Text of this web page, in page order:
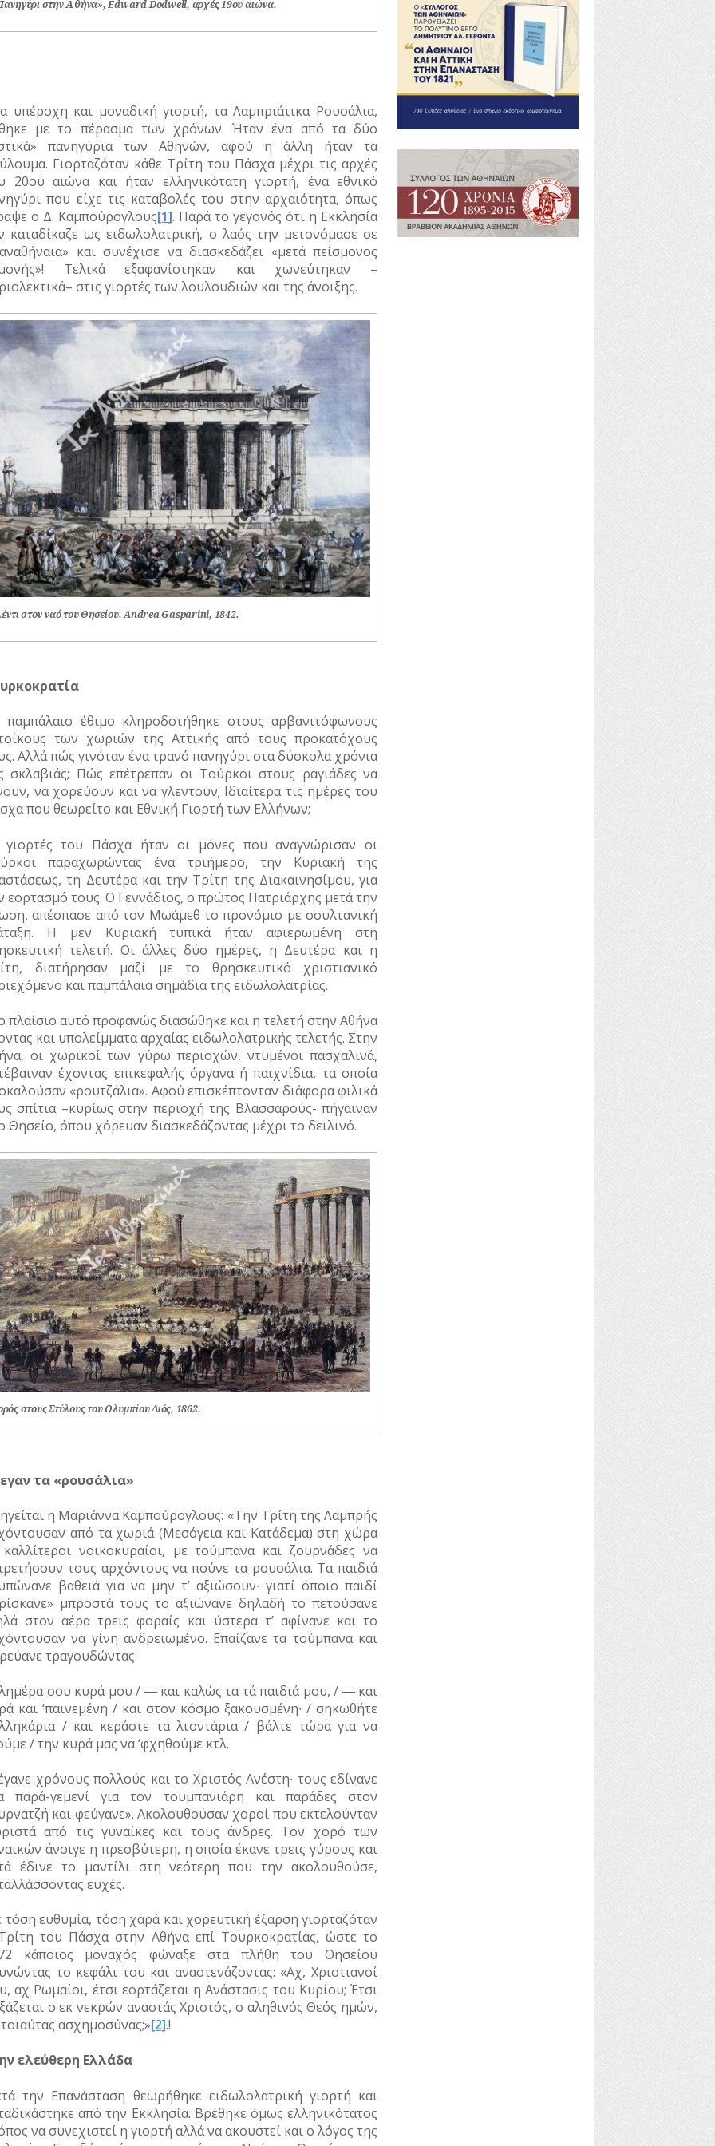
στην Αθήνα», Εdward Dodwell, αρχές 19ου αιώνα.
υπέροχη και μοναδική γιορτή, τα Λαμπριάτικα Ρουσάλια,
με το πέρασμα των χρόνων. Ήταν ένα από τα δύο
πανηγύρια των Αθηνών, αφού η άλλη ήταν τα
Γιορταζόταν κάθε Τρίτη του Πάσχα μέχρι τις αρχές
20ού αιώνα και ήταν ελληνικότατη γιορτή, ένα εθνικό
που είχε τις καταβολές του στην αρχαιότητα, όπως
ο Δ. Καμπούρογλους[1]. Παρά το γεγονός ότι η Εκκλησία
καταδίκαζε ως ειδωλολατρική, ο λαός την μετονόμασε σε
και συνέχισε να διασκεδάζει «μετά πείσμονος
Τελικά εξαφανίστηκαν και χωνεύτηκαν –
στις γιορτές των λουλουδιών και της άνοιξης.
στον ναό του Θησείου. Andrea Gasparini, 1842.
παμπάλαιο έθιμο κληροδοτήθηκε στους αρβανιτόφωνους
των χωριών της Αττικής από τους προκατόχους
Αλλά πώς γινόταν ένα τρανό πανηγύρι στα δύσκολα χρόνια
σκλαβιάς; Πώς επέτρεπαν οι Τούρκοι στους ραγιάδες να
να χορεύουν και να γλεντούν; Ιδιαίτερα τις ημέρες του
που θεωρείτο και Εθνική Γιορτή των Ελλήνων;
γιορτές του Πάσχα ήταν οι μόνες που αναγνώρισαν οι
παραχωρώντας ένα τριήμερο, την Κυριακή της
τη Δευτέρα και την Τρίτη της Διακαινησίμου, για
εορτασμό τους. Ο Γεννάδιος, ο πρώτος Πατριάρχης μετά την
απέσπασε από τον Μωάμεθ το προνόμιο με σουλτανική
Η μεν Κυριακή τυπικά ήταν αφιερωμένη στη
τελετή. Οι άλλες δύο ημέρες, η Δευτέρα και η
διατήρησαν μαζί με το θρησκευτικό χριστιανικό
και παμπάλαια σημάδια της ειδωλολατρίας.
πλαίσιο αυτό προφανώς διασώθηκε και η τελετή στην Αθήνα
και υπολείμματα αρχαίας ειδωλολατρικής τελετής. Στην
οι χωρικοί των γύρω περιοχών, ντυμένοι πασχαλινά,
έχοντας επικεφαλής όργανα ή παιχνίδια, τα οποία
«ρουτζάλια». Αφού επισκέπτονταν διάφορα φιλικά
σπίτια –κυρίως στην περιοχή της Βλασσαρούς- πήγαιναν
Θησείο, όπου χόρευαν διασκεδάζοντας μέχρι το δειλινό.
στους Στύλους του Ολυμπίου Διός, 1862.
τα «ρουσάλια»
η Μαριάννα Καμπούρογλους: «Την Τρίτη της Λαμπρής
από τα χωριά (Μεσόγεια και Κατάδεμα) στη χώρα
νοικοκυραίοι, με τούμπανα και ζουρνάδες να
τους αρχόντους να πούνε τα ρουσάλια. Τα παιδιά
βαθειά για να μην τ’ αξιώσουν∙ γιατί όποιο παιδί
μπροστά τους το αξιώνανε δηλαδή το πετούσανε
στον αέρα τρεις φοραίς και ύστερα τ’ αφίνανε και το
να γίνη ανδρειωμένο. Επαίζανε τα τούμπανα και
τραγουδώντας:
σου κυρά μου / ― και καλώς τα τά παιδιά μου, / ― και
και ‘παινεμένη / και στον κόσμο ξακουσμένη∙ / σηκωθήτε
/ και κεράστε τα λιοντάρια / βάλτε τώρα για να
/ την κυρά μας να ‘φχηθούμε κτλ.
χρόνους πολλούς και το Χριστός Ανέστη∙ τους εδίνανε
παρά-γεμενί για τον τουμπανιάρη και παράδες στον
και φεύγανε». Ακολουθούσαν χοροί που εκτελούνταν
από τις γυναίκες και τους άνδρες. Τον χορό των
άνοιγε η πρεσβύτερη, η οποία έκανε τρεις γύρους και
έδινε το μαντίλι στη νεότερη που την ακολουθούσε,
ευχές.
ευθυμία, τόση χαρά και χορευτική έξαρση γιορταζόταν
του Πάσχα στην Αθήνα επί Τουρκοκρατίας, ώστε το
κάποιος μοναχός φώναξε στα πλήθη του Θησείου
το κεφάλι του και αναστενάζοντας: «Αχ, Χριστιανοί
αχ Ρωμαίοι, έτσι εορτάζεται η Ανάστασις του Κυρίου; Έτσι
ο εκ νεκρών αναστάς Χριστός, ο αληθινός Θεός ημών,
ασχημοσύνας;»[2].!
ελεύθερη Ελλάδα
την Επανάσταση θεωρήθηκε ειδωλολατρική γιορτή και
από την Εκκλησία. Βρέθηκε όμως ελληνικότατος
να συνεχιστεί η γιορτή αλλά να ακουστεί και ο λόγος της